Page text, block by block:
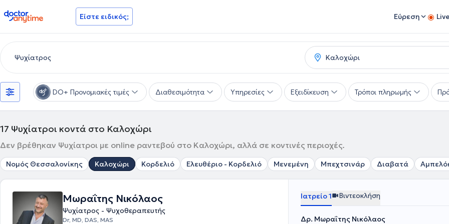
doctoranytime Είστε ειδικός; Εύρεση
DO+ Προνομιακές τιμές Διαθεσιμότητα Υπηρεσίες Εξειδίκευση Τρόποι πληρωμής
17 Ψυχίατροι κοντά στο Καλοχώρι
Δεν βρέθηκαν Ψυχίατροι με online ραντεβού στο Καλοχώρι, αλλά σε κοντινές περιοχές.
Νομός Θεσσαλονίκης Καλοχώρι Κορδελιό Ελευθέριο - Κορδελιό Μενεμένη Μπεχτσινάρ Διαβατά
Μωραΐτης Νικόλαος
Ψυχίατρος - Ψυχοθεραπευτής
Dr, MD, DAS, MAS
Ιατρείο 1 Βιντεοκλήση
Δρ. Μωραΐτης Νικόλαος